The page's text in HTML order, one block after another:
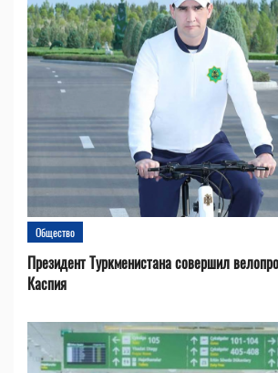
Общество
Президент Туркменистана совершил
Каспия